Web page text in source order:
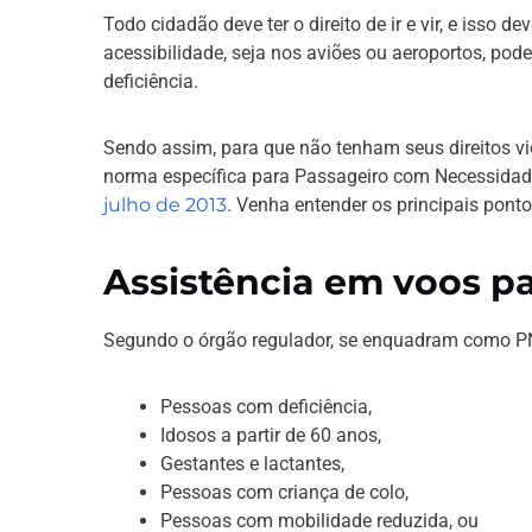
Todo cidadão deve ter o direito de ir e vir, e isso
acessibilidade, seja nos aviões ou aeroportos,
deficiência.
Sendo assim, para que não tenham seus direitos
norma específica para Passageiro com
julho de 2013. Venha entender os principais
Assistência em voos
Segundo o órgão regulador, se enquadram como
Pessoas com deficiência,
Idosos a partir de 60 anos,
Gestantes e lactantes,
Pessoas com criança de colo,
Pessoas com mobilidade reduzida, ou